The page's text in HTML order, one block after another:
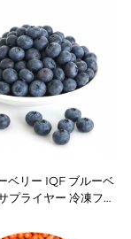
ベリー IQF ブルーベ
プライヤー 冷凍フル
ベリー 全世界のディ